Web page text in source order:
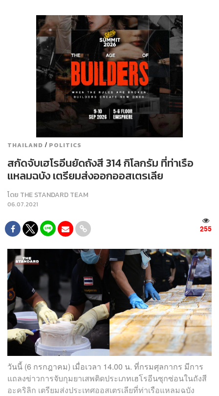
THAILAND / POLITICS
สกัดจับเฮโรอีนยัดถังสี 314 กิโลกรัม ที่ท่าเรือ
แหลมฉบัง เตรียมส่งออกออสเตรเลีย
โดย THE STANDARD TEAM
06.07.2021
255
วันนี้ (6 กรกฎาคม) เมื่อเวลา 14.00 น. ที่กรมศุลกากร มีการ
แถลงข่าวการจับกุมยาเสพติดประเภทเฮโรอีนซุกซ่อนในถังสี
อะคริลิก เตรียมส่งประเทศออสเตรเลียที่ท่าเรือแหลมฉบัง